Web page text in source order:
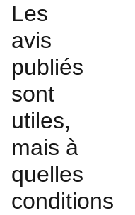
Les
avis
publiés
sont
utiles,
mais à
quelles
conditions